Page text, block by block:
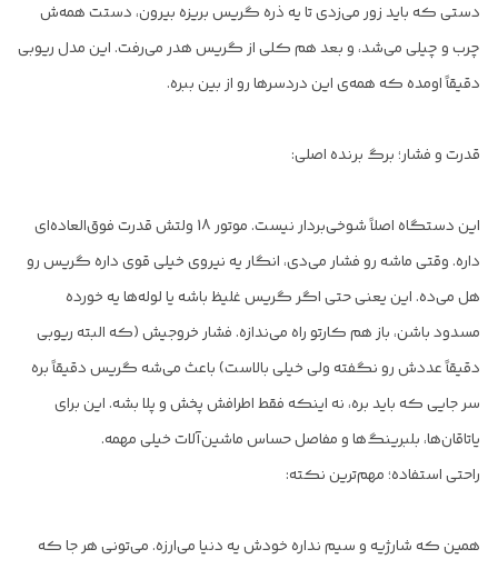
دستی که باید زور می‌زدی تا یه ذره گریس بریزه بیرون، دستت همه‌ش
چرب و چیلی می‌شد، و بعد هم کلی از گریس هدر می‌رفت. این مدل ریوبی
دقیقاً اومده که همه‌ی این دردسرها رو از بین ببره.
قدرت و فشار؛ برگ برنده اصلی:
این دستگاه اصلاً شوخی‌بردار نیست. موتور 18 ولتش قدرت فوق‌العاده‌ای
داره. وقتی ماشه رو فشار می‌دی، انگار یه نیروی خیلی قوی داره گریس رو
هل می‌ده. این یعنی حتی اگر گریس غلیظ باشه یا لوله‌ها یه خورده
مسدود باشن، باز هم کارتو راه می‌ندازه. فشار خروجیش (که البته ریوبی
دقیقاً عددش رو نگفته ولی خیلی بالاست) باعث می‌شه گریس دقیقاً بره
سر جایی که باید بره، نه اینکه فقط اطرافش پخش و پلا بشه. این برای
یاتاقان‌ها، بلبرینگ‌ها و مفاصل حساس ماشین‌آلات خیلی مهمه.
راحتی استفاده؛ مهم‌ترین نکته:
همین که شارژیه و سیم نداره خودش یه دنیا می‌ارزه. می‌تونی هر جا که